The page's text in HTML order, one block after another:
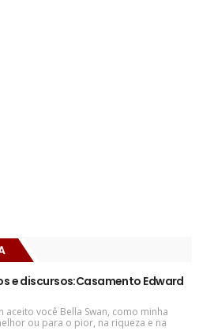
e discursos:Casamento Edward
aceito você Bella Swan, como minha
ou para o pior, na riqueza e na